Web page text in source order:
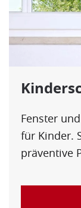
Fenster
für Kinder.
präventive